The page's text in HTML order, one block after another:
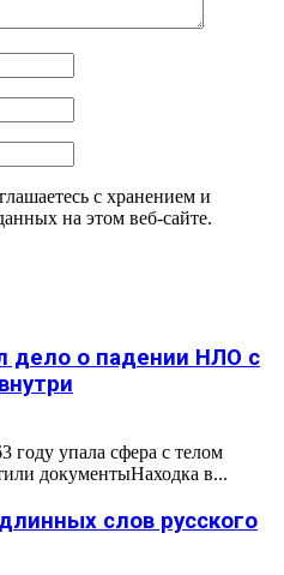
с хранением и
на этом веб-сайте.
дело о падении НЛО с
году упала сфера с телом
документыНаходка в...
слов русского